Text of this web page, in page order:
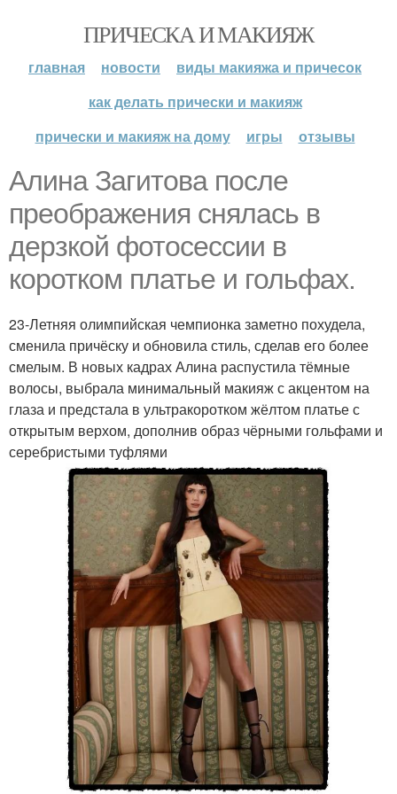
ПРИЧЕСКА И МАКИЯЖ
главная новости
виды макияжа и причесок
как делать прически и макияж
прически и макияж на дому
игры отзывы
Алина Загитова после
преображения снялась в
дерзкой фотосессии в
коротком платье и гольфах.
23-Летняя олимпийская чемпионка заметно похудела,
сменила причёску и обновила стиль, сделав его более
смелым. В новых кадрах Алина распустила тёмные
волосы, выбрала минимальный макияж с акцентом на
глаза и предстала в ультракоротком жёлтом платье с
открытым верхом, дополнив образ чёрными гольфами и
серебристыми туфлями